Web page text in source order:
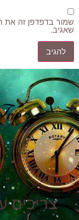
שמור בדפדפן זה את
שאגיב.
צריכים